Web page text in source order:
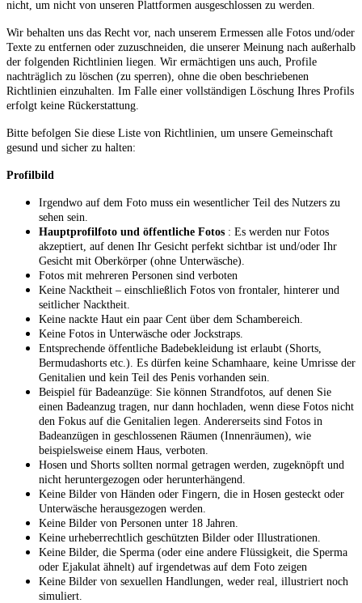
nicht, um nicht von unseren Plattformen ausgeschlossen zu werden.
Wir behalten uns das Recht vor, nach unserem Ermessen alle Fotos und/oder
Texte zu entfernen oder zuzuschneiden, die unserer Meinung nach außerhalb
der folgenden Richtlinien liegen. Wir ermächtigen uns auch, Profile
nachträglich zu löschen (zu sperren), ohne die oben beschriebenen
Richtlinien einzuhalten. Im Falle einer vollständigen Löschung Ihres Profils
erfolgt keine Rückerstattung.
Bitte befolgen Sie diese Liste von Richtlinien, um unsere Gemeinschaft
gesund und sicher zu halten:
Profilbild
Irgendwo auf dem Foto muss ein wesentlicher Teil des Nutzers zu
sehen sein.
Hauptprofilfoto und öffentliche Fotos : Es werden nur Fotos
akzeptiert, auf denen Ihr Gesicht perfekt sichtbar ist und/oder Ihr
Gesicht mit Oberkörper (ohne Unterwäsche).
Fotos mit mehreren Personen sind verboten
Keine Nacktheit – einschließlich Fotos von frontaler, hinterer und
seitlicher Nacktheit.
Keine nackte Haut ein paar Cent über dem Schambereich.
Keine Fotos in Unterwäsche oder Jockstraps.
Entsprechende öffentliche Badebekleidung ist erlaubt (Shorts,
Bermudashorts etc.). Es dürfen keine Schamhaare, keine Umrisse der
Genitalien und kein Teil des Penis vorhanden sein.
Beispiel für Badeanzüge: Sie können Strandfotos, auf denen Sie
einen Badeanzug tragen, nur dann hochladen, wenn diese Fotos nicht
den Fokus auf die Genitalien legen. Andererseits sind Fotos in
Badeanzügen in geschlossenen Räumen (Innenräumen), wie
beispielsweise einem Haus, verboten.
Hosen und Shorts sollten normal getragen werden, zugeknöpft und
nicht heruntergezogen oder herunterhängend.
Keine Bilder von Händen oder Fingern, die in Hosen gesteckt oder
Unterwäsche herausgezogen werden.
Keine Bilder von Personen unter 18 Jahren.
Keine urheberrechtlich geschützten Bilder oder Illustrationen.
Keine Bilder, die Sperma (oder eine andere Flüssigkeit, die Sperma
oder Ejakulat ähnelt) auf irgendetwas auf dem Foto zeigen
Keine Bilder von sexuellen Handlungen, weder real, illustriert noch
simuliert.